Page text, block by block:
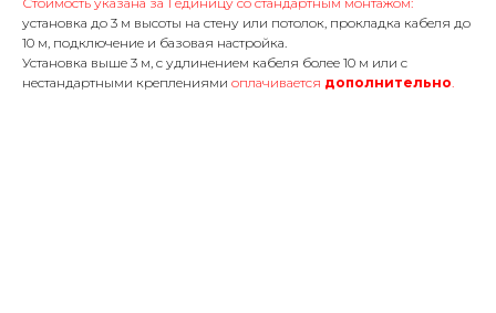
установка до 3 м высоты на стену или потолок, прокладка кабеля до
10 м, подключение и базовая настройка.
Установка выше 3 м, с удлинением кабеля более 10 м или с
нестандартными креплениями оплачивается дополнительно.